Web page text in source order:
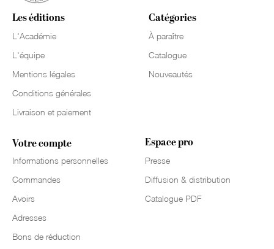
Les éditions
L'Académie
L'équipe
Mentions légales
Conditions générales
Livraison et paiement
Catégories
À paraître
Catalogue
Nouveautés
Votre compte
Informations personnelles
Commandes
Avoirs
Adresses
Bons de réduction
Espace pro
Presse
Diffusion & distribution
Catalogue PDF